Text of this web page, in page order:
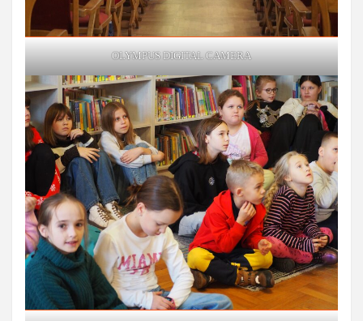
OLYMPUS DIGITAL CAMERA